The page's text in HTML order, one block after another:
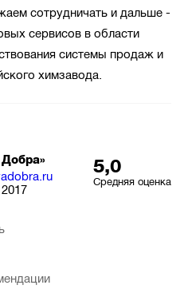
сотрудничать и дальше -
сервисов в области
системы продаж и
химзавода.
5,0
Средняя оценка